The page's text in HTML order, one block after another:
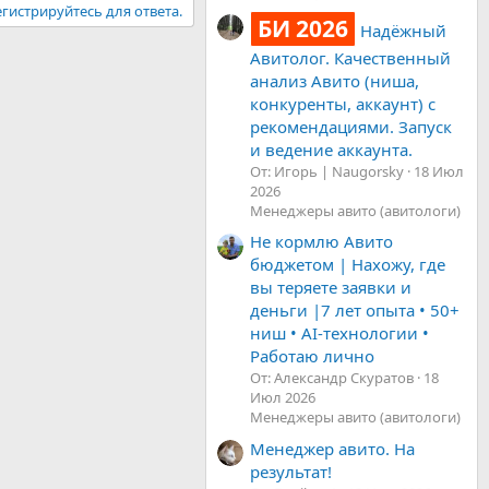
для ответа.
БИ 2026 Надёжный
Авитолог. Качественный
анализ Авито (ниша,
конкуренты, аккаунт) с
рекомендациями. Запуск
и ведение аккаунта.
От: Игорь | Naugorsky 18 Июл
2026
Менеджеры авито (авитологи)
Не кормлю Авито
бюджетом | Нахожу, где
вы теряете заявки и
деньги |7 лет опыта • 50+
ниш • AI-технологии •
Работаю лично
От: Александр Скуратов 18
Июл 2026
Менеджеры авито (авитологи)
Менеджер авито. На
результат!